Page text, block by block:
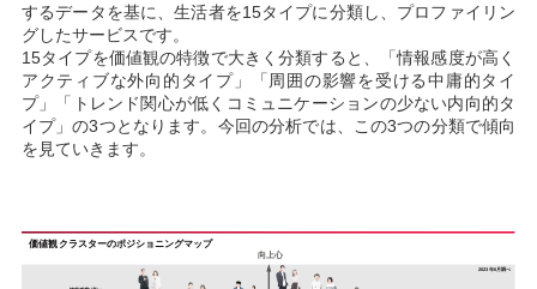
するデータを基に、生活者を15タイプに分類し、プロファイリン
グしたサービスです。
15タイプを価値観の特徴で大きく分類すると、「情報感度が高く
アクティブな外向的タイプ」「周囲の影響を受ける中庸的タイ
プ」「トレンド関心が低くコミュニケーションの少ない内向的タ
イプ」の3つとなります。今回の分析では、この3つの分類で傾向
を見ていきます。